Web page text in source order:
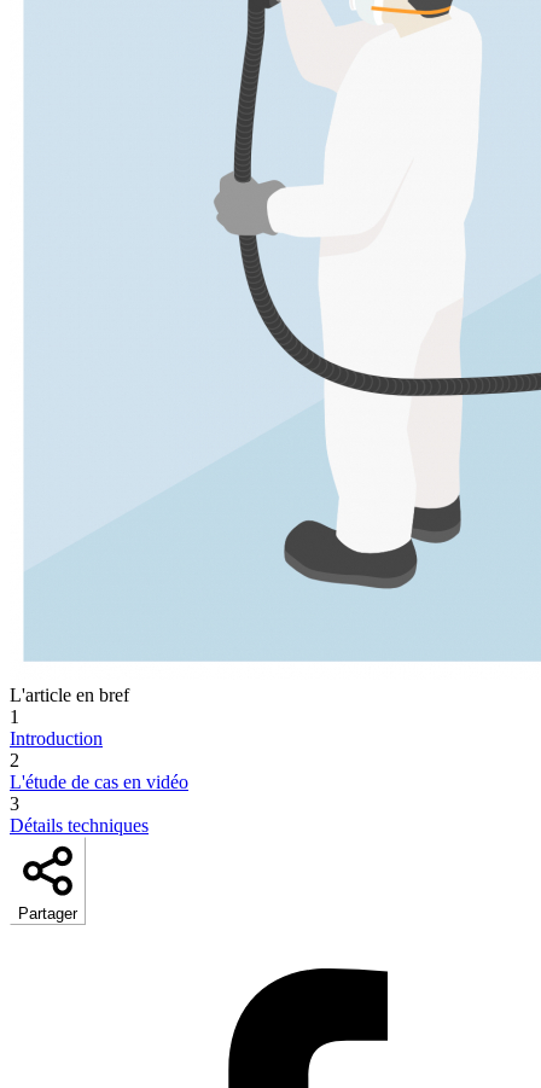
L'article en bref
1
Introduction
2
L'étude de cas en vidéo
3
Détails techniques
Partager